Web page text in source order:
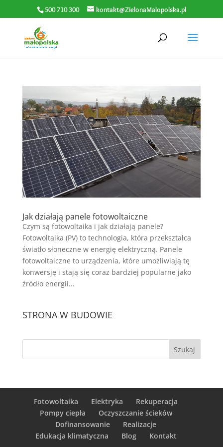
500 710 300 kontakt@ZielonaMalopolska.pl
Jak działają panele fotowoltaiczne
Czym są fotowoltaika i jak działają panele?
Fotowoltaika (PV) to technologia, która przekształca
światło słoneczne w energię elektryczną. Panele
fotowoltaiczne to urządzenia, które umożliwiają tę
konwersję i stają się coraz bardziej popularne jako
źródło energii...
STRONA W BUDOWIE
Fotowoltaika Elektryka
Rekuperacja
Pompy ciepła
Oczyszczanie ścieków
Dofinansowanie
Realizacje
Edukacja klimatyczna
Blog Kontakt